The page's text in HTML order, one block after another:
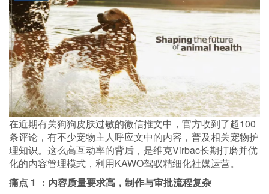
在近期有关狗狗皮肤过敏的微信推文中，官方收到了超100
条评论，有不少宠物主人呼应文中的内容，普及相关宠物护
理知识。这么高互动率的背后，是维克Virbac长期打磨并优
化的内容管理模式，利用KAWO驾驭精细化社媒运营。
痛点 1 ：内容质量要求高，制作与审批流程复杂